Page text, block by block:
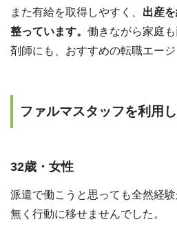
また有給を取得しやすく、 出産
整っています。 働きながら家庭
剤師にも、おすすめの転職エージ
ファルマスタッフを利用
32歳・女性
派遣で働こうと思っても全然経
無く行動に移せませんでした。